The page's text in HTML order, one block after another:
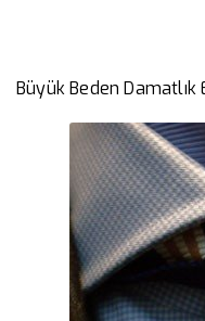
Büyük Beden